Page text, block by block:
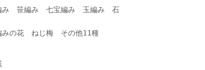
み 笹編み 七宝編み 玉編み 石
みの花 ねじ梅 その他11種